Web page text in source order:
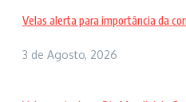
Velas alerta para importância da
3 de Agosto, 2026